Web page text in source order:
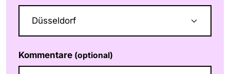
Kommentare (optional)